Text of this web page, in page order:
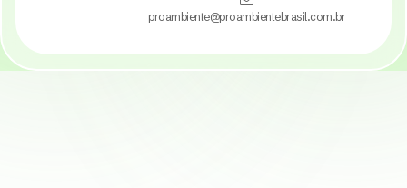
proambiente@proambientebrasil.com.br